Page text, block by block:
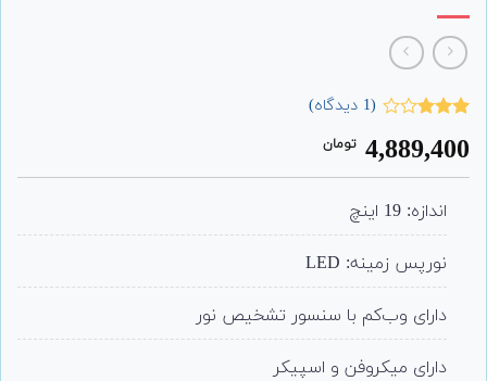
3.00از
امتیاز
(
1 دیدگاه)
4,889,400 تومان
اندازه: 19 اینچ
نورپس زمینه: LED
دارای وب‌کم با سنسور تشخیص نور
دارای میکروفن و اسپیکر